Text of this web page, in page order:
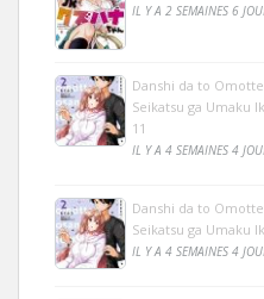
IL Y A 2 SEMAINES 6
Danshi da to
Seikatsu ga Umaku
11
IL Y A 4 SEMAINES 4
Danshi da to
Seikatsu ga Umaku
IL Y A 4 SEMAINES 4